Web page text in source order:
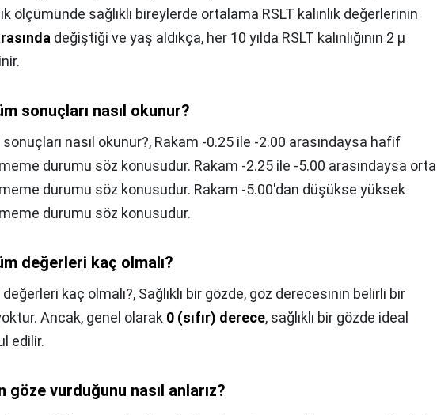
ölçümünde sağlıklı bireylerde ortalama RSLT kalınlık değerlerinin
değiştiği ve yaş aldıkça, her 10 yılda RSLT kalınlığının 2 µ
sonuçları nasıl okunur?
nasıl okunur?, Rakam -0.25 ile -2.00 arasındaysa hafif
durumu söz konusudur. Rakam -2.25 ile -5.00 arasındaysa orta
durumu söz konusudur. Rakam -5.00'dan düşükse yüksek
durumu söz konusudur.
değerleri kaç olmalı?
kaç olmalı?, Sağlıklı bir gözde, göz derecesinin belirli bir
Ancak, genel olarak 0 (sıfır) derece, sağlıklı bir gözde ideal
edilir.
göze vurduğunu nasıl anlarız?